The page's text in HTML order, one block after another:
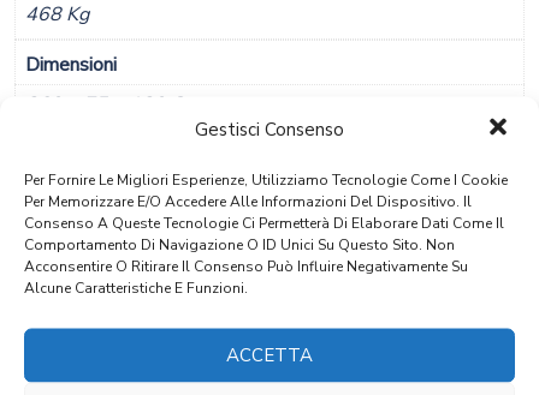
Gestisci Consenso
Per Fornire Le Migliori Esperienze, Utilizziamo Tecnologie Come I Cookie
Per Memorizzare E/o Accedere Alle Informazioni Del Dispositivo. Il
Consenso A Queste Tecnologie Ci Permetterà Di Elaborare Dati Come Il
Comportamento Di Navigazione O ID Unici Su Questo Sito. Non
Acconsentire O Ritirare Il Consenso Può Influire Negativamente Su
Alcune Caratteristiche E Funzioni.
ACCETTA
468 Kg
Dimensioni
260 × 75 × 120 Cm
Noce
Stile
Storicismo
Epoca
1880